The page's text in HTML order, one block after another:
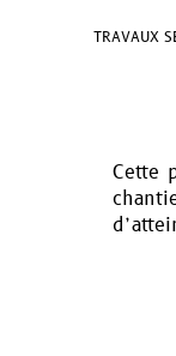
TRAVAUX
Cette